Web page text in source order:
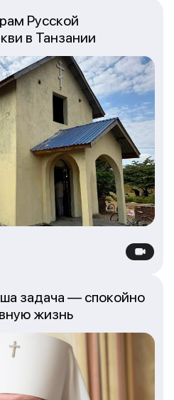
Русской
в Танзании
задача — спокойно
жизнь